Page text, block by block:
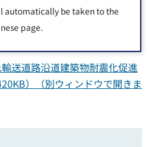
automatically be taken to the
page.
ンドウで開きます）
耐震改修等助成要綱（PDF：
輸送道路沿道建築物耐震化促進
）（別ウィンドウで開きま